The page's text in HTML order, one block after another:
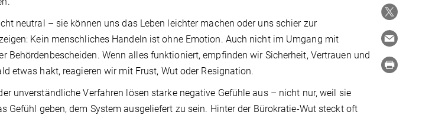
neutral – sie können uns das Leben leichter machen oder uns schier zur
Kein menschliches Handeln ist ohne Emotion. Auch nicht im Umgang mit
Behördenbescheiden. Wenn alles funktioniert, empfinden wir Sicherheit, Vertrauen und
etwas hakt, reagieren wir mit Frust, Wut oder Resignation.
unverständliche Verfahren lösen starke negative Gefühle aus – nicht nur, weil sie
Gefühl geben, dem System ausgeliefert zu sein. Hinter der Bürokratie-Wut steckt oft